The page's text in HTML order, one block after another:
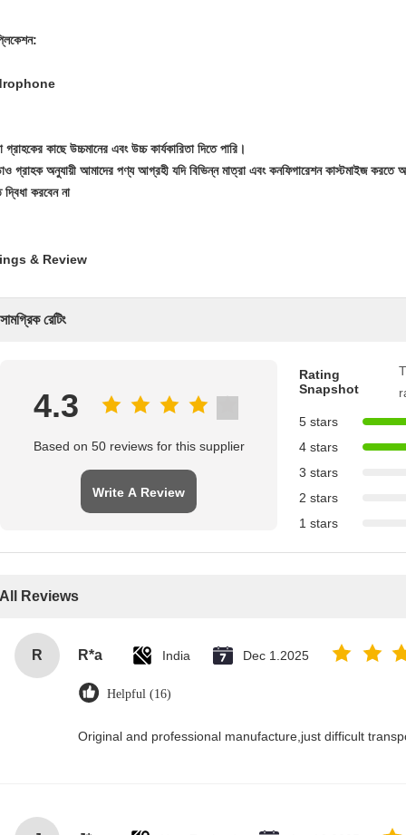
কাছে উচ্চমানের এবং উচ্চ কার্যকারিতা দিতে পারি।
গ্রাহক অনুযায়ী আমাদের পণ্য আগ্রহী যদি বিভিন্ন মাত্রা এবং কনফিগারেশন কাস্টমাইজ করতে
করবেন না
& Review
সামগ্রিক রেটিং
4.3
Based on 50 reviews for this supplier
Write A Review
Rating
Snapshot
5 stars
4 stars
3 stars
2 stars
1 stars
All Reviews
R R*a India Dec 1.2025
Helpful (16)
Original and professional manufacture,just difficult